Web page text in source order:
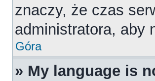
znaczy, że czas
administratora, aby
Góra
» My language is